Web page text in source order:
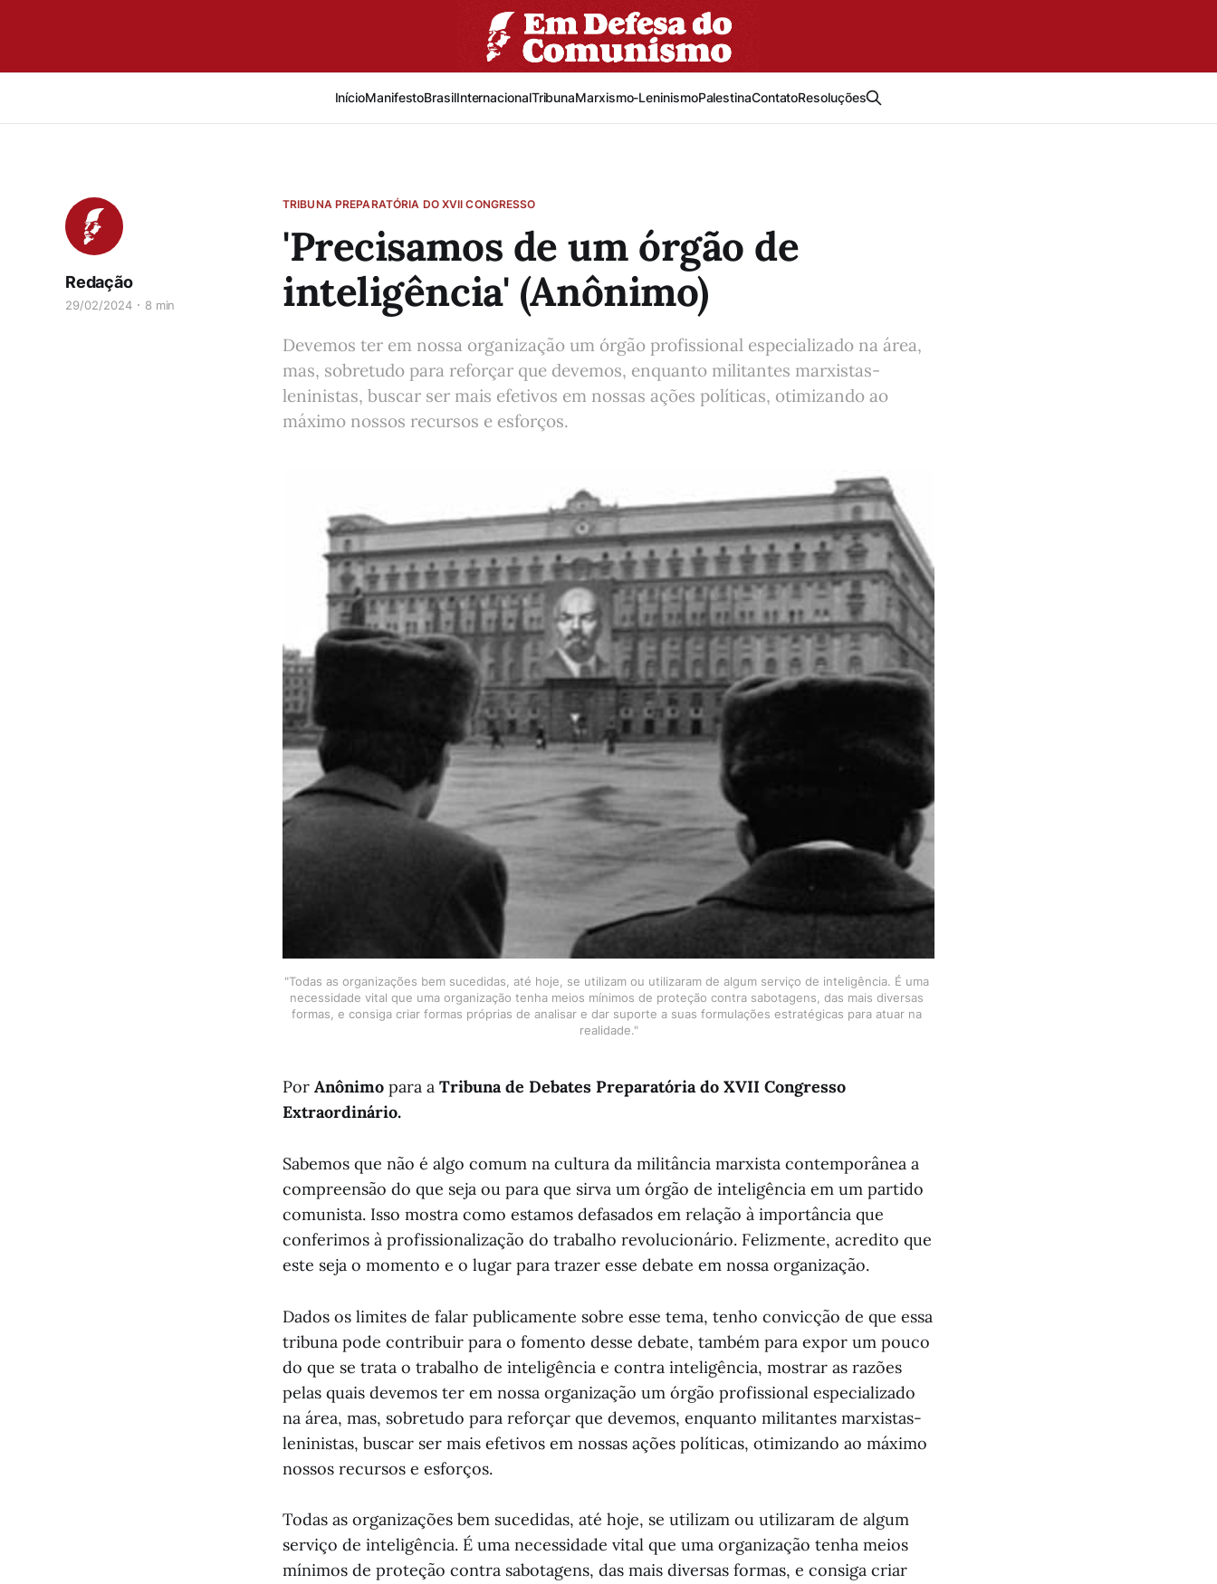
InícioManifestoBrasilInternacionalTribunaMarxismo-LeninismoPalestinaContatoResoluções
TRIBUNA PREPARATÓRIA DO XVII CONGRESSO
'Precisamos de um órgão de
inteligência' (Anônimo)
Redação
29/02/2024 8 min
Devemos ter em nossa organização um órgão profissional especializado na área,
mas, sobretudo para reforçar que devemos, enquanto militantes marxistas-
leninistas, buscar ser mais efetivos em nossas ações políticas, otimizando ao
máximo nossos recursos e esforços.
"Todas as organizações bem sucedidas, até hoje, se utilizam ou utilizaram de algum serviço de inteligência. É uma
necessidade vital que uma organização tenha meios mínimos de proteção contra sabotagens, das mais diversas
formas, e consiga criar formas próprias de analisar e dar suporte a suas formulações estratégicas para atuar na
realidade."
Por Anônimo para a Tribuna de Debates Preparatória do XVII Congresso
Extraordinário.
Sabemos que não é algo comum na cultura da militância marxista contemporânea a
compreensão do que seja ou para que sirva um órgão de inteligência em um partido
comunista. Isso mostra como estamos defasados em relação à importância que
conferimos à profissionalização do trabalho revolucionário. Felizmente, acredito que
este seja o momento e o lugar para trazer esse debate em nossa organização.
Dados os limites de falar publicamente sobre esse tema, tenho convicção de que essa
tribuna pode contribuir para o fomento desse debate, também para expor um pouco
do que se trata o trabalho de inteligência e contra inteligência, mostrar as razões
pelas quais devemos ter em nossa organização um órgão profissional especializado
na área, mas, sobretudo para reforçar que devemos, enquanto militantes marxistas-
leninistas, buscar ser mais efetivos em nossas ações políticas, otimizando ao máximo
nossos recursos e esforços.
Todas as organizações bem sucedidas, até hoje, se utilizam ou utilizaram de algum
serviço de inteligência. É uma necessidade vital que uma organização tenha meios
mínimos de proteção contra sabotagens, das mais diversas formas, e consiga criar